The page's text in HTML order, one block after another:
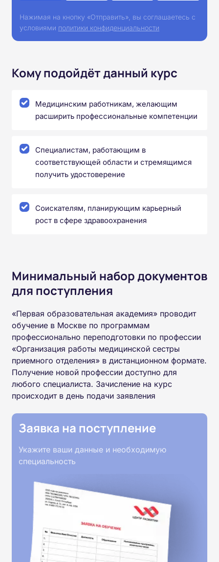
Нажимая на кнопку «Отправить», вы соглашаетесь с
условиями политики конфиденциальности
Кому подойдёт данный курс
Медицинским работникам, желающим
расширить профессиональные компетенции
Специалистам, работающим в
соответствующей области и стремящимся
получить удостоверение
Соискателям, планирующим карьерный
рост в сфере здравоохранения
Минимальный набор документов
для поступления
«Первая образовательная академия» проводит
обучение в Москве по программам
профессионально переподготовки по профессии
«Организация работы медицинской сестры
приемного отделения» в дистанционном формате.
Получение новой профессии доступно для
любого специалиста. Зачисление на курс
происходит в день подачи заявления
Заявка на поступление
Укажите ваши данные и необходимую
специальность